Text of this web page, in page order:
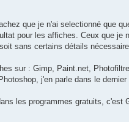
que je n'ai selectionné que
pour les affiches. Ceux que
sans certains détails
sur : Gimp, Paint.net,
j'en parle dans le
les programmes gratuits,